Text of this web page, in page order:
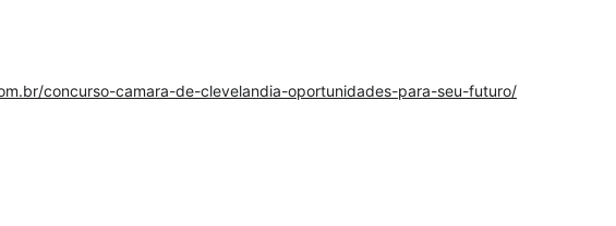
concurso-camara-de-clevelandia-oportunidades-para-seu-futuro/